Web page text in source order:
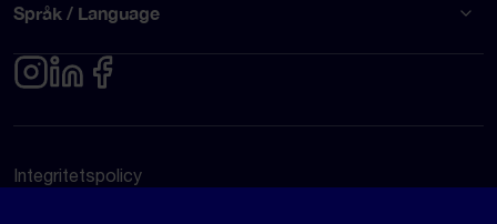
Språk / Language
Integritetspolicy